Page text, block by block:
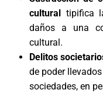
cultural tipifica
daños a una
cultural.
Delitos
de poder
sociedades, en